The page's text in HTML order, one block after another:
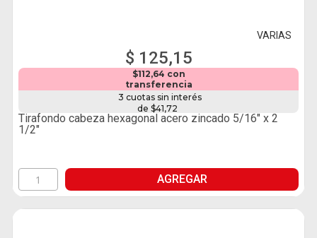
VARIAS
$ 125,15
$112,64 con
transferencia
3 cuotas sin interés
de $41,72
Tirafondo cabeza hexagonal acero zincado 5/16" x 2
1/2"
AGREGAR